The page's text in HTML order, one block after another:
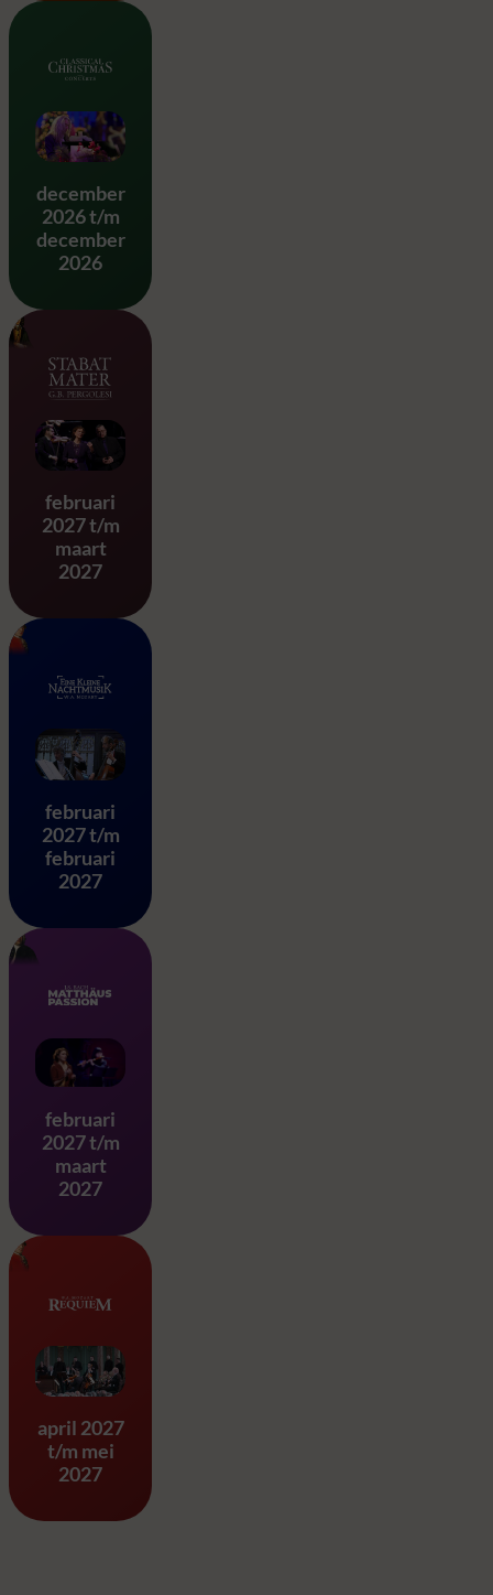
Classical Christmas
december
2026 t/m
december
2026
Stabat Mater – G.B.
februari
2027 t/m
maart
2027
Eine Kleine Nachtmusik –
februari
2027 t/m
februari
2027
Matthäus Passion – J.S.
februari
2027 t/m
maart
2027
Requiem & Eine Kleine
april 2027
t/m mei
2027